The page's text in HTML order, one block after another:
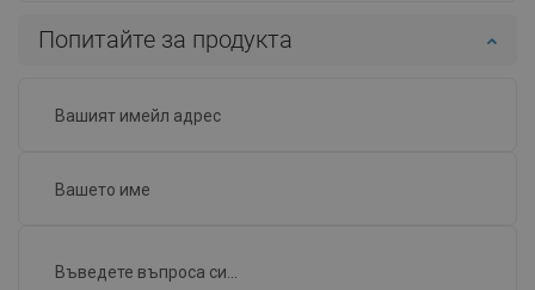
Попитайте за продукта